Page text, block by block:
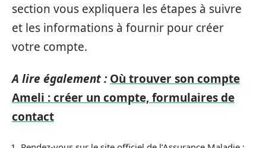
section vous expliquera les étapes à suivre
et les informations à fournir pour créer
votre compte.
A lire également : Où trouver son compte
Ameli : créer un compte, formulaires de
contact